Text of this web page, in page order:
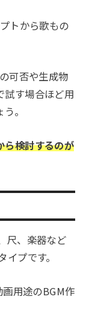
トから歌もの
可否や生成物
試す場合ほど用
。
ら検討するのが
尺、楽器など
プです。
用途のBGM作